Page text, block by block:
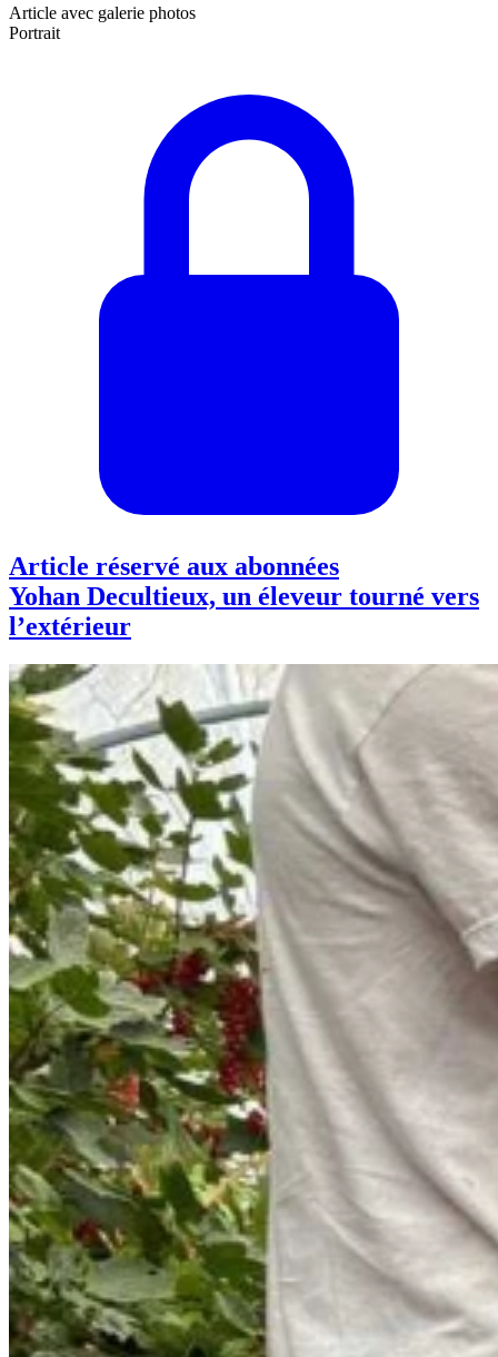
Article avec galerie photos
Portrait
Article réservé aux abonnées
Yohan Decultieux, un éleveur tourné vers
l’extérieur